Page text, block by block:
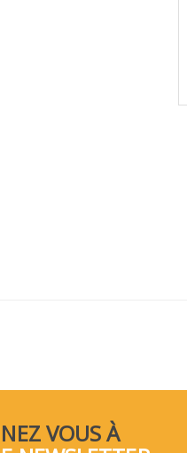
VOUS À